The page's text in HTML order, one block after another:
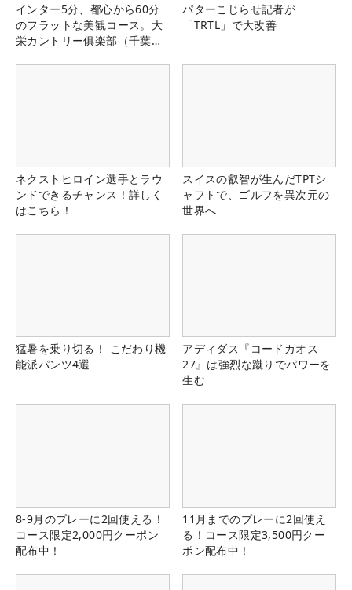
インター5分、都心から60分
のフラットな美観コース。大
栄カントリー俱楽部（千葉
パターこじらせ記者が
「TRTL」で大改善
ネクストヒロイン選手とラウ
ンドできるチャンス！詳しく
はこちら！
スイスの叡智が生んだTPTシ
ャフトで、ゴルフを異次元の
世界へ
猛暑を乗り切る！ こだわり機
能派パンツ4選
アディダス『コードカオス
27』は強烈な蹴りでパワーを
生む
8-9月のプレーに2回使える！
コース限定2,000円クーポン
配布中！
11月までのプレーに2回使え
る！コース限定3,500円クー
ポン配布中！